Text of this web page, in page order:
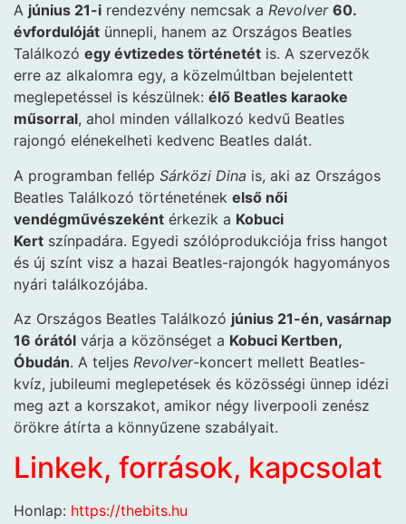
A június 21-i rendezvény nemcsak a Revolver 60.
évfordulóját ünnepli, hanem az Országos Beatles
Találkozó egy évtizedes történetét is. A szervezők
erre az alkalomra egy, a közelmúltban bejelentett
meglepetéssel is készülnek: élő Beatles karaoke
műsorral, ahol minden vállalkozó kedvű Beatles
rajongó elénekelheti kedvenc Beatles dalát.
A programban fellép Sárközi Dina is, aki az Országos
Beatles Találkozó történetének első női
vendégművészeként érkezik a Kobuci
Kert színpadára. Egyedi szólóprodukciója friss hangot
és új színt visz a hazai Beatles-rajongók hagyományos
nyári találkozójába.
Az Országos Beatles Találkozó június 21-én, vasárnap
16 órától várja a közönséget a Kobuci Kertben,
Óbudán. A teljes Revolver-koncert mellett Beatles-
kvíz, jubileumi meglepetések és közösségi ünnep idézi
meg azt a korszakot, amikor négy liverpooli zenész
örökre átírta a könnyűzene szabályait.
Linkek, források, kapcsolat
Honlap: https://thebits.hu